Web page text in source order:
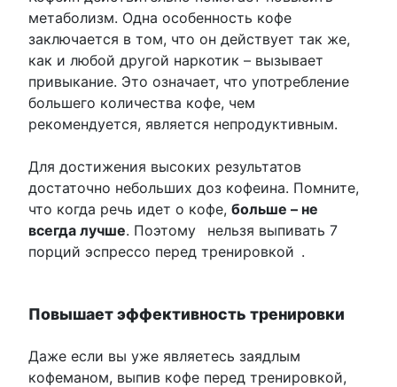
метаболизм. Одна особенность кофе
заключается в том, что он действует так же,
как и любой другой наркотик – вызывает
привыкание. Это означает, что употребление
большего количества кофе, чем
рекомендуется, является непродуктивным.
Для достижения высоких результатов
достаточно небольших доз кофеина. Помните,
что когда речь идет о кофе, больше – не
всегда лучше. Поэтому
нельзя выпивать 7
порций эспрессо перед тренировкой .
Повышает эффективность тренировки
Даже если вы уже являетесь заядлым
кофеманом, выпив кофе перед тренировкой,